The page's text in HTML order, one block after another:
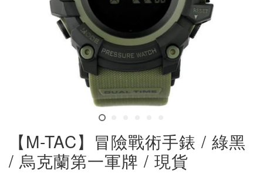
【M-TAC】冒險戰術手錶 / 綠黑
/ 烏克蘭第一軍牌 / 現貨